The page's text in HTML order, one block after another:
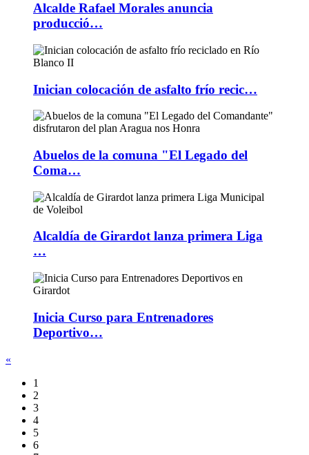
Alcalde Rafael Morales anuncia
producció…
Inician colocación de asfalto frío recic…
Abuelos de la comuna "El Legado del
Coma…
Alcaldía de Girardot lanza primera Liga
…
Inicia Curso para Entrenadores
Deportivo…
«
1
2
3
4
5
6